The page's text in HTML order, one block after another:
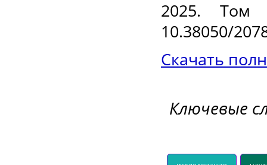
2025.
10.38050/
Скачать
Ключевые